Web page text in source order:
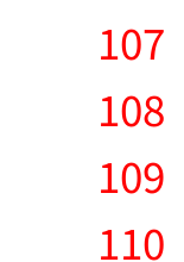
107
108
109
110